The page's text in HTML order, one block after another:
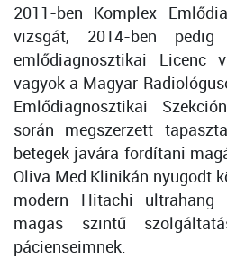
2011-ben Komplex
vizsgát, 2014-ben pedig
emlődiagnosztikai Licenc
vagyok a Magyar
Emlődiagnosztikai
során megszerzett
betegek javára fordítani
Oliva Med Klinikán nyugodt
modern Hitachi ultrahang
magas szintű
pácienseimnek.